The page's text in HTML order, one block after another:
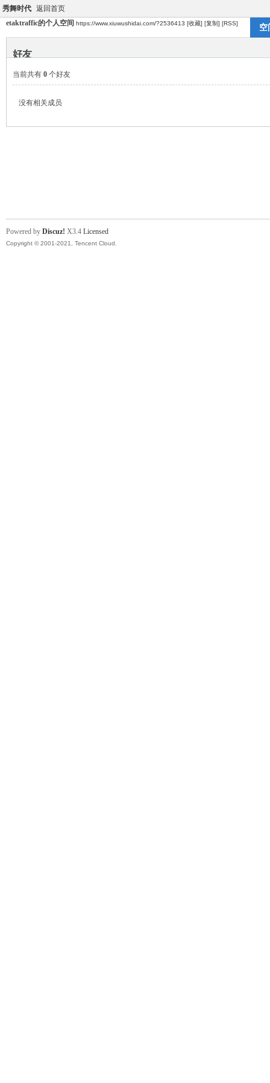
秀舞时代 返回首页
etaktraffic的个人空间 https://www.xiuwushidai.com/?2536413 [收藏] [复制] [RSS] 空
好友
当前共有 0 个好友
没有相关成员
Powered by Discuz! X3.4 Licensed
Copyright © 2001-2021, Tencent Cloud.